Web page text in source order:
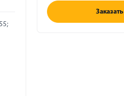
Заказать